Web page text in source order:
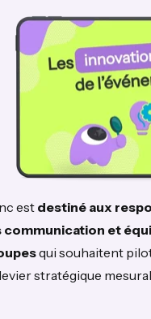
est destiné aux
et
qui souhaitent
stratégique